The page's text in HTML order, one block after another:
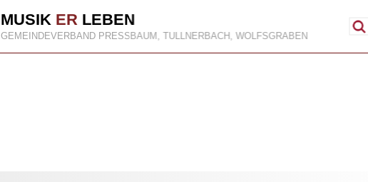
MUSIK ER LEBEN
GEMEINDEVERBAND PRESSBAUM, TULLNERBACH, WOLFSGRABEN